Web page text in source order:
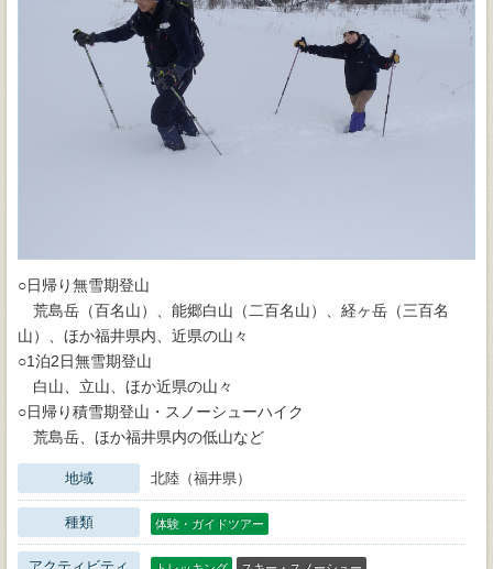
○日帰り無雪期登山
荒島岳（百名山）、能郷白山（二百名山）、経ヶ岳（三百名
山）、ほか福井県内、近県の山々
○1泊2日無雪期登山
白山、立山、ほか近県の山々
○日帰り積雪期登山・スノーシューハイク
荒島岳、ほか福井県内の低山など
地域 北陸（福井県）
種類 体験・ガイドツアー